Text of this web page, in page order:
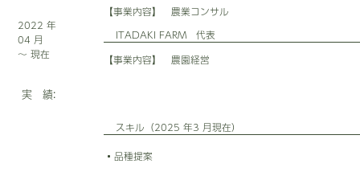
【事業内容】 農業コンサル
2022 年
04 月
～ 現在
ITADAKI FARM 代表
【事業内容】 農園経営
実 績:
スキル（2025 年3 月現在）
品種提案